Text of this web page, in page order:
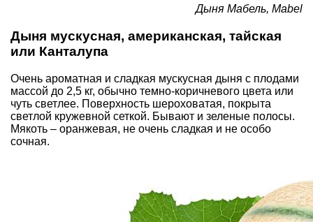
Дыня Мабель, Mabel
Дыня мускусная, американская, тайская
или Канталупа
Очень ароматная и сладкая мускусная дыня с плодами
массой до 2,5 кг, обычно темно-коричневого цвета или
чуть светлее. Поверхность шероховатая, покрыта
светлой кружевной сеткой. Бывают и зеленые полосы.
Мякоть – оранжевая, не очень сладкая и не особо
сочная.